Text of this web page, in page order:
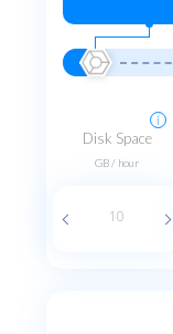
Disk Space
GB / hour
i